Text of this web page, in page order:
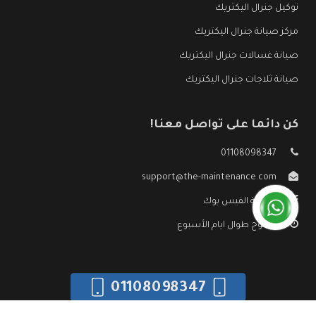
توكيل جنرال اليكتريك
مركز صيانة جنرال اليكتريك
صيانة غسالات جنرال اليكتريك
صيانة ثلاجات جنرال اليكتريك
كن دائما على تواصل معنا!
01108098347
support@the-maintenance.com
صفحة الفيس بوك
مفتوح طوال ايام الأسبوع
01108098347